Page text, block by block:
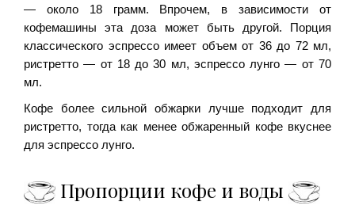
— около 18 грамм. Впрочем, в зависимости от
кофемашины эта доза может быть другой. Порция
классического эспрессо имеет объем от 36 до 72 мл,
ристретто — от 18 до 30 мл, эспрессо лунго — от 70
мл.
Кофе более сильной обжарки лучше подходит для
ристретто, тогда как менее обжаренный кофе вкуснее
для эспрессо лунго.
Пропорции кофе и воды